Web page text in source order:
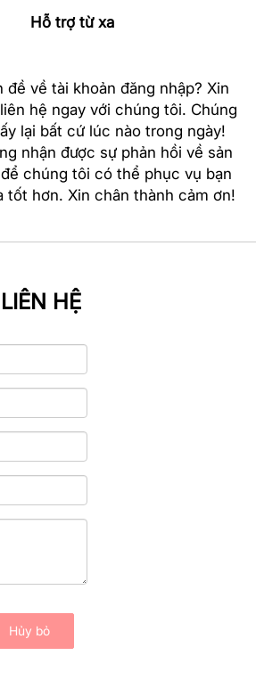
Hỗ trợ từ xa
đề về tài khoản đăng nhập? Xin
hệ ngay với chúng tôi. Chúng
lại bất cứ lúc nào trong ngày!
nhận được sự phản hồi về sản
chúng tôi có thể phục vụ bạn
tốt hơn. Xin chân thành cảm ơn!
HỆ
Hủy bỏ